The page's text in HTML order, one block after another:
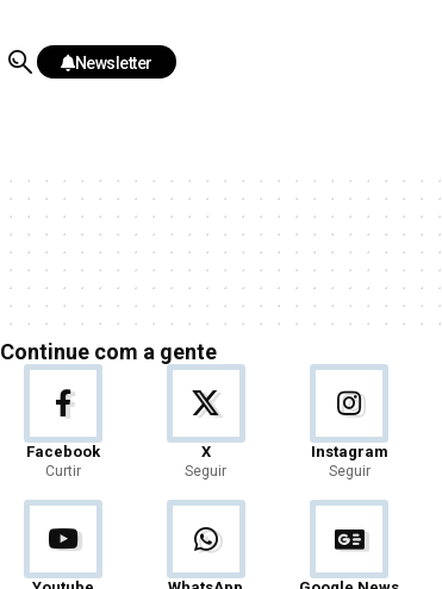
Newsletter
Continue com a gente
Facebook
Curtir
X
Seguir
Instagram
Seguir